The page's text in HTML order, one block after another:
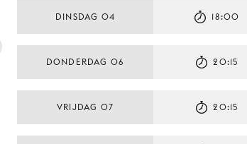
DINSDAG 04 18:00
DONDERDAG 06 20:15
VRIJDAG 07 20:15